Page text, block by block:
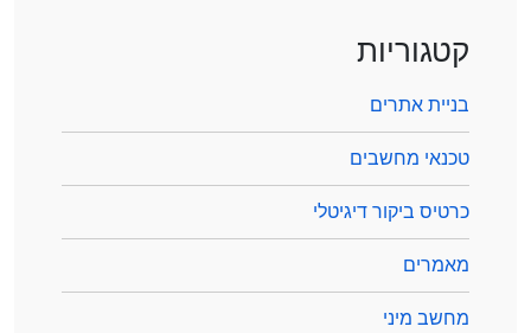
קטגוריות
בניית אתרים
טכנאי מחשבים
כרטיס ביקור דיגיטלי
מאמרים
מחשב מיני